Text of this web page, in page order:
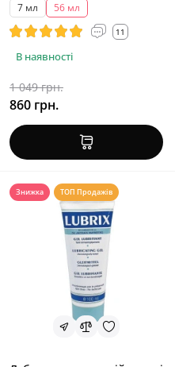
7 мл
56 мл
11
В наявності
1 049 грн.
860 грн.
Знижка ТОП Продажів